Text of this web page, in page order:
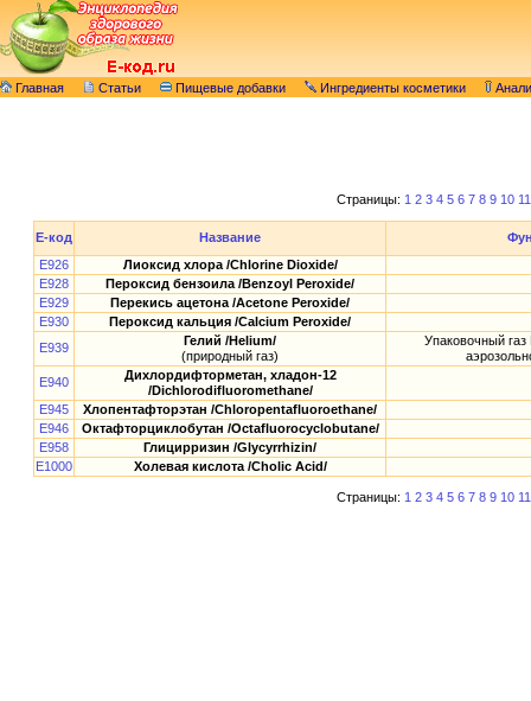
Главная Статьи Пищевые добавки Ингредиенты косметики
Страницы: 1 2 3 4 5 6 7 8 9 10 11
E-код Название
E926
Лиоксид хлора /Chlorine Dioxide/
E928
Пероксид бензоила /Benzoyl Peroxide/
E929
Перекись ацетона /Acetone Peroxide/
E930
Пероксид кальция /Calcium Peroxide/
E939
Гелий /Helium/
(природный газ)
Упаковочный газ
E940
Дихлордифторметан, хладон-12
/Dichlorodifluoromethane/
E945
Хлопентафторэтан /Chloropentafluoroethane/
E946
Октафторциклобутан /Octafluorocyclobutane/
E958
Глицирризин /Glycyrrhizin/
E1000
Холевая кислота /Cholic Acid/
Страницы: 1 2 3 4 5 6 7 8 9 10 11